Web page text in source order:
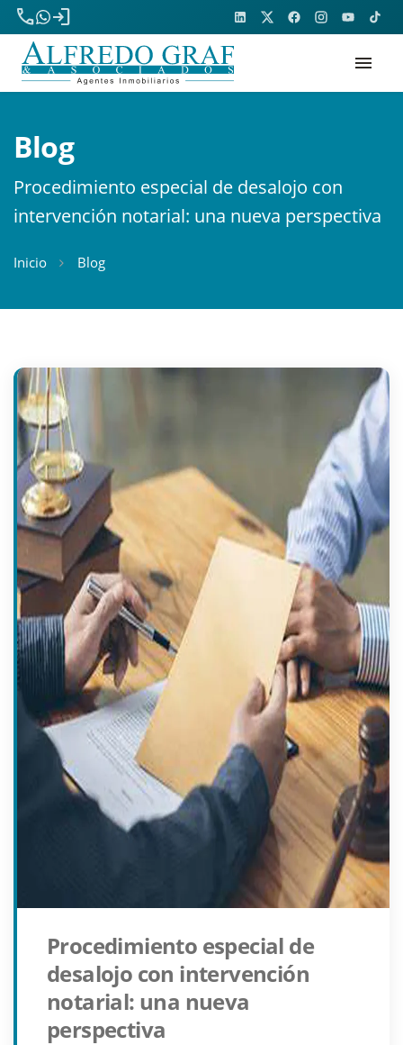
phone
login
menu
Blog
Procedimiento especial de desalojo con
intervención notarial: una nueva perspectiva
Inicio Blog
Procedimiento especial de
desalojo con intervención
notarial: una nueva
perspectiva